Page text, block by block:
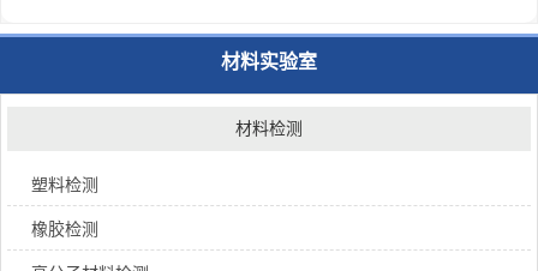
材料实验室
材料检测
塑料检测
橡胶检测